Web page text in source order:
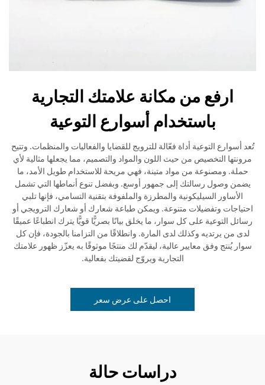
ارفع من مكانة علامتك التجارية
باستخدام أسوارع التوعية
تُعد أسوارع التوعية أداة فعّالة للترويج للقضايا والفعاليات والمنظمات. وتتيح
مرونتها التخصيص من حيث اللون والمواد والتصميم، مما يجعلها مثالية لأي
حملة. ومصنوعة من مواد متينة، فهي مريحة للاستخدام طويل الأمد، ما
يضمن وصول رسالتك إلى جمهور أوسع. وبفضل تنوع أنماطها التي تشمل
الأساور السيليكونية والمطرزة والملفوفة بتقنية التسامي، فإنها تلبي
احتياجات وتفضيلات متنوعة. ويمكن طباعة شعارك أو شعارك الترويجي أو
رسائل التوعية على كل سوار، ما يخلق بيانًا بصريًّا قويًّا يترك انطباعًا عميقًا
لدى من يرتديه وكذلك لدى المارة. وانطلاقًا من التزامنا بالجودة، فإن كل
سوار يُنتج وفق معايير عالية، ليقدّم لك منتجًا موثوقًا به يعزّز ظهور علامتك
التجارية ويروّج لقضيتك بفعالية.
احصل على عرض سعر
دراسات حالة